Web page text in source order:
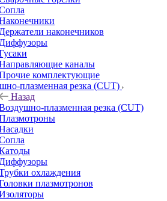
Держатели наконечников
Диффузоры
каналы
комплектующие
плазменная резка (CUT)
Назад
плазменная резка (CUT)
Диффузоры
охлаждения
плазмотронов